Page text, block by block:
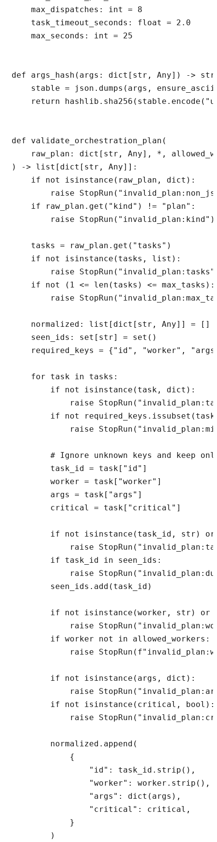
    max_dispatches: int = 8
    task_timeout_seconds: float = 2.0
    max_seconds: int = 25
def args_hash(args: dict[str, Any]) ->
stable = json.dumps(args,
return
def validate_orchestration_plan(
raw_plan: dict[str, Any], *,
) -> list[dict[str, Any]]:
    if not isinstance(raw_plan, dict):
raise
    if raw_plan.get("kind") != "plan":
        raise StopRun("invalid_plan:kind")
    tasks = raw_plan.get("tasks")
    if not isinstance(tasks, list):
raise
    if not (1 <= len(tasks) <= max_tasks):
raise
    normalized: list[dict[str, Any]] = []
    seen_ids: set[str] = set()
required_keys = {"id", "worker",
    for task in tasks:
        if not isinstance(task, dict):
raise
if not
raise
# Ignore unknown keys and keep
        task_id = task["id"]
        worker = task["worker"]
        args = task["args"]
        critical = task["critical"]
if not isinstance(task_id, str)
raise
        if task_id in seen_ids:
raise
        seen_ids.add(task_id)
if not isinstance(worker, str) or
raise
        if worker not in allowed_workers:
raise
        if not isinstance(args, dict):
raise
        if not isinstance(critical, bool):
raise
        normalized.append(
            {
                "id": task_id.strip(),
                "worker": worker.strip(),
                "args": dict(args),
                "critical": critical,
            }
        )